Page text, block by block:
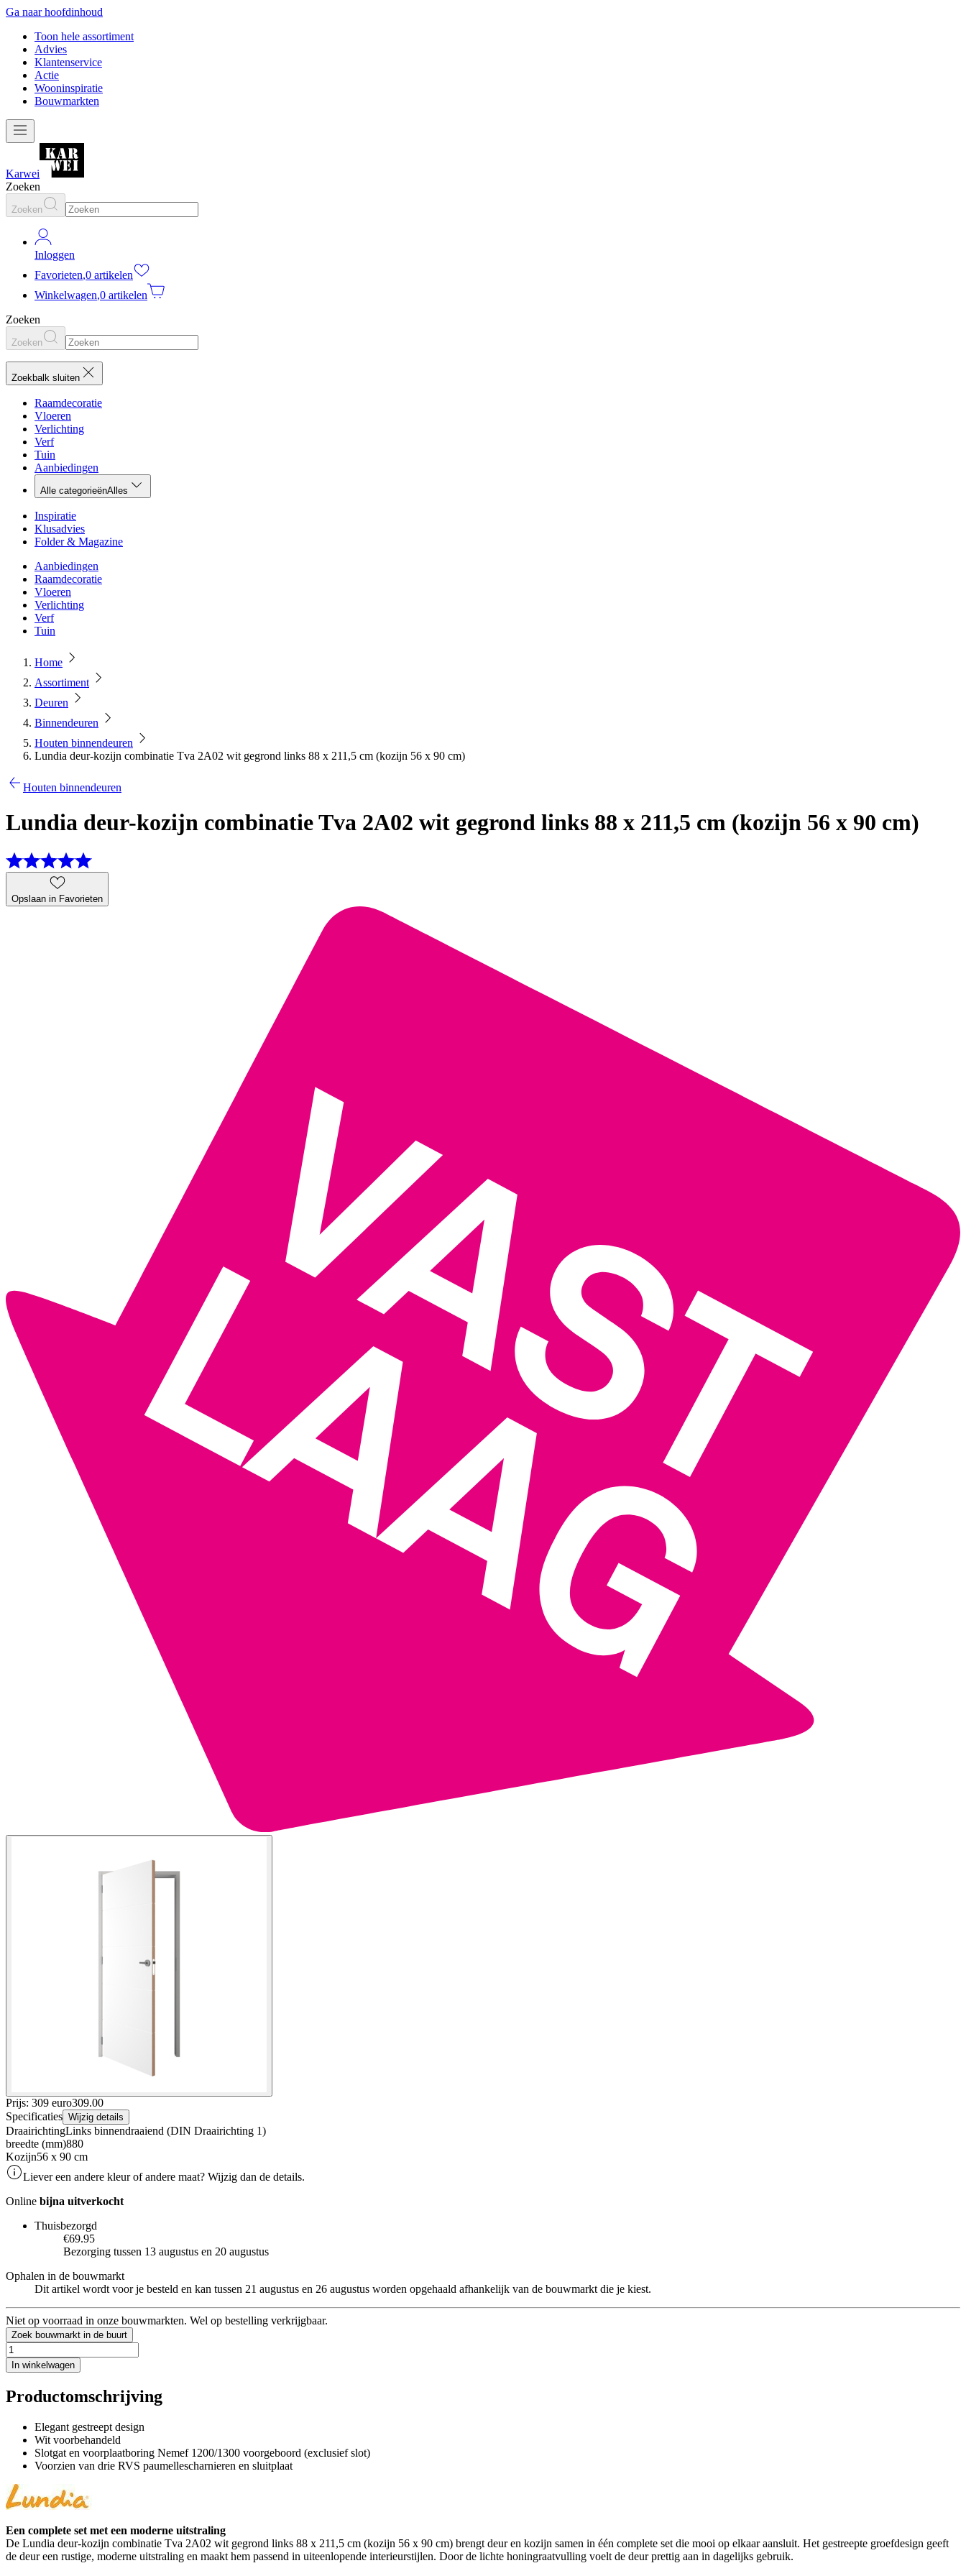
Ga naar hoofdinhoud
Toon hele assortiment
Advies
Klantenservice
Actie
Wooninspiratie
Bouwmarkten
Karwei
Zoeken
Zoeken
Inloggen
Favorieten,0 artikelen
Winkelwagen,0 artikelen
Zoeken
Zoeken
Zoekbalk sluiten
Raamdecoratie
Vloeren
Verlichting
Verf
Tuin
Aanbiedingen
Alle categorieënAlles
Inspiratie
Klusadvies
Folder & Magazine
Aanbiedingen
Raamdecoratie
Vloeren
Verlichting
Verf
Tuin
Home
Assortiment
Deuren
Binnendeuren
Houten binnendeuren
Lundia deur-kozijn combinatie Tva 2A02 wit gegrond links 88 x 211,5 cm (kozijn 56 x 90 cm)
Houten binnendeuren
Lundia deur-kozijn combinatie Tva 2A02 wit gegrond links 88 x 211,5 cm (kozijn 56 x 90 cm)
Opslaan in Favorieten
Prijs: 309 euro309.00
Specificaties Wijzig details
DraairichtingLinks binnendraaiend (DIN Draairichting 1)
breedte (mm)880
Kozijn56 x 90 cm
Liever een andere kleur of andere maat? Wijzig dan de details.
Online bijna uitverkocht
Thuisbezorgd
€69.95
Bezorging tussen 13 augustus en 20 augustus
Ophalen in de bouwmarkt
Dit artikel wordt voor je besteld en kan tussen 21 augustus en 26 augustus worden opgehaald afhankelijk van de bouwmarkt die je kiest.
Niet op voorraad in onze bouwmarkten. Wel op bestelling verkrijgbaar.
Zoek bouwmarkt in de buurt
In winkelwagen
Productomschrijving
Elegant gestreept design
Wit voorbehandeld
Slotgat en voorplaatboring Nemef 1200/1300 voorgeboord (exclusief slot)
Voorzien van drie RVS paumellescharnieren en sluitplaat
Een complete set met een moderne uitstraling
De Lundia deur-kozijn combinatie Tva 2A02 wit gegrond links 88 x 211,5 cm (kozijn 56 x 90 cm) brengt deur en kozijn samen in één complete set die mooi op elkaar aansluit. Het gestreepte groefdesign geeft
de deur een rustige, moderne uitstraling en maakt hem passend in uiteenlopende interieurstijlen. Door de lichte honingraatvulling voelt de deur prettig aan in dagelijks gebruik.